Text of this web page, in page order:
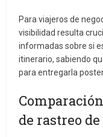
Para viajeros de
visibilidad resulta
informadas sobre si
itinerario, sabiendo
para entregarla
de rastreo